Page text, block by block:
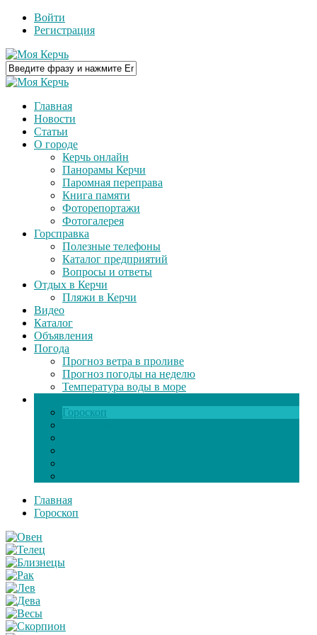
Войти
Регистрация
Главная
Новости
Статьи
О городе
Керчь онлайн
Панорамы Керчи
Паромная переправа
Книга памяти
Фоторепортажи
Фотогалерея
Горсправка
Полезные телефоны
Каталог предприятий
Вопросы и ответы
Отдых в Керчи
Пляжи в Керчи
Видео
Каталог
Объявления
Погода
Прогноз ветра в проливе
Прогноз погоды на неделю
Температура воды в море
Гороскоп
Главная
Гороскоп